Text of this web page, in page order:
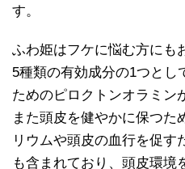
す。
ふわ姫はフケに悩む方にも
5種類の有効成分の1つとし
ためのピロクトンオラミン
また頭皮を健やかに保つた
リウムや頭皮の血行を促す
も含まれており、頭皮環境